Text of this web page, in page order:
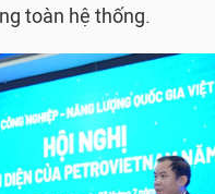
toàn hệ thống.